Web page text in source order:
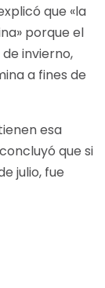
que «la
porque el
invierno,
a fines de
esa
que si
julio, fue